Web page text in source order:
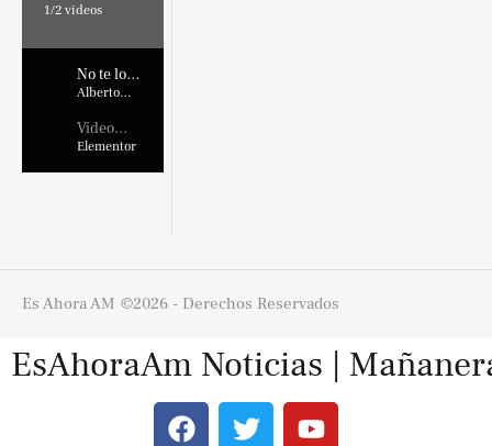
1/2 videos
No te lo
pierdas !
Alberto
Video
Placehold
Elementor
Es Ahora AM ©2026 - Derechos Reservados
EsAhoraAm Noticias |